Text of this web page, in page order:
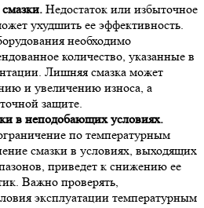
Недостаток или избыточное
ухудшить ее эффективность.
необходимо
количество, указанные в
Лишняя смазка может
и увеличению износа, а
защите.
в неподобающих условиях.
по температурным
смазки в условиях, выходящих
приведет к снижению ее
Важно проверять,
эксплуатации температурным